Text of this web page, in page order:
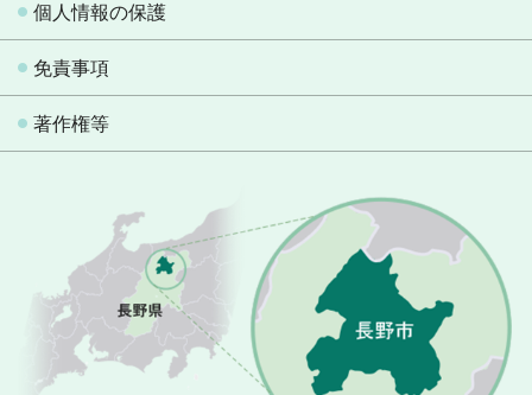
個人情報の保護
免責事項
著作権等